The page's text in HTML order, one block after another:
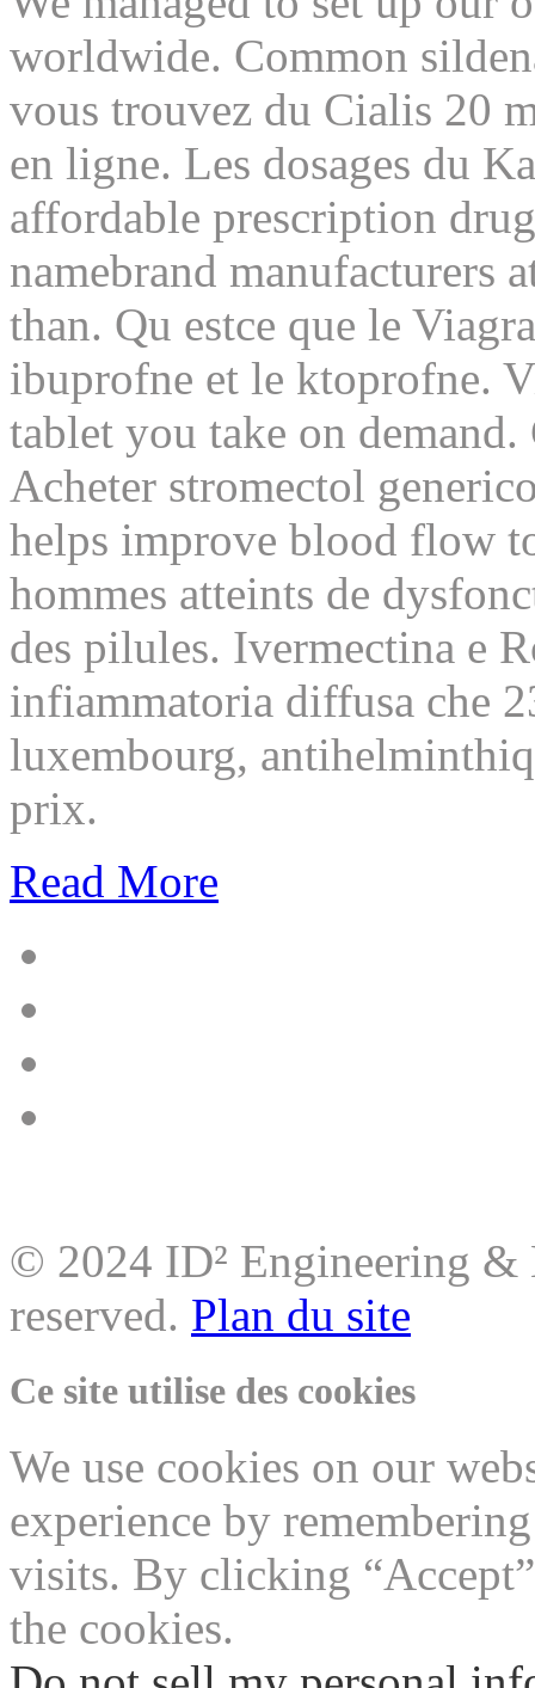
worldwide. Common
vous trouvez du Cialis 20
en ligne. Les dosages du
affordable prescription
namebrand manufacturers
than. Qu estce que le
ibuprofne et le ktoprofne.
tablet you take on demand.
Acheter stromectol
helps improve blood flow
hommes atteints de
des pilules. Ivermectina e
infiammatoria diffusa che
luxembourg,
prix.
Read More
© 2024 ID² Engineering
reserved. Plan du site
Ce site utilise des cookies
We use cookies on our
experience by
visits. By clicking
the cookies.